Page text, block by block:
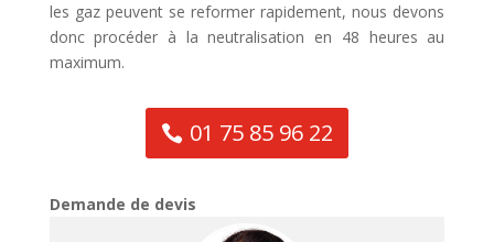
les gaz peuvent se reformer rapidement, nous devons
donc procéder à la neutralisation en 48 heures au
maximum.
01 75 85 96 22
Demande de devis